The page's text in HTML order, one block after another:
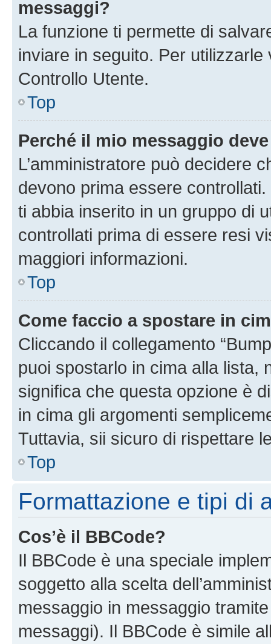
messaggi?
La funzione ti permette di
inviare in seguito. Per utilizzarle
Controllo Utente.
Top
Perché il mio messaggio
L’amministratore può decidere
devono prima essere
ti abbia inserito in un gruppo di
controllati prima di essere resi
maggiori informazioni.
Top
Come faccio a spostare in
Cliccando il collegamento
puoi spostarlo in cima alla lista,
significa che questa opzione è
in cima gli argomenti
Tuttavia, sii sicuro di rispettare
Top
Formattazione e tipi di
Cos’è il BBCode?
Il BBCode è una speciale
soggetto alla scelta
messaggio in messaggio
messaggi). Il BBCode è simile